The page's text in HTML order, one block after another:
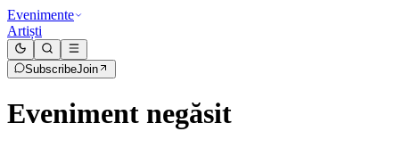
Evenimente
Artiști
SubscribeJoin
Eveniment negăsit